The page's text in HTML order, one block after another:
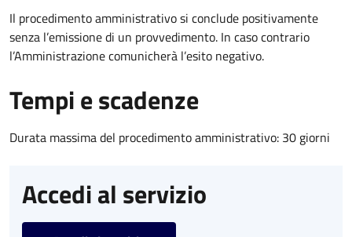
Il procedimento amministrativo si conclude positivamente
senza l’emissione di un provvedimento. In caso contrario
l’Amministrazione comunicherà l’esito negativo.
Tempi e scadenze
Durata massima del procedimento amministrativo: 30 giorni
Accedi al servizio